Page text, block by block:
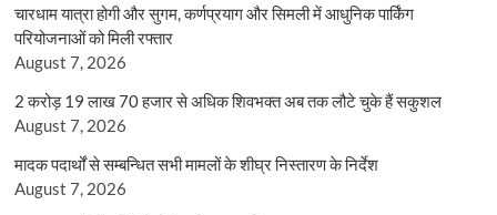
चारधाम यात्रा होगी और सुगम, कर्णप्रयाग और सिमली में आधुनिक पार्किंग
परियोजनाओं को मिली रफ्तार
August 7, 2026
2 करोड़ 19 लाख 70 हजार से अधिक शिवभक्त अब तक लौटे चुके हैं सकुशल
August 7, 2026
मादक पदार्थों से सम्बन्धित सभी मामलों के शीघ्र निस्तारण के निर्देश
August 7, 2026